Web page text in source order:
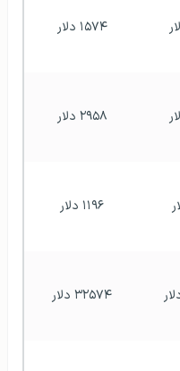
۱۵۷۴ دلار
۲۹۵۸ دلار
۱۱۹۶ دلار